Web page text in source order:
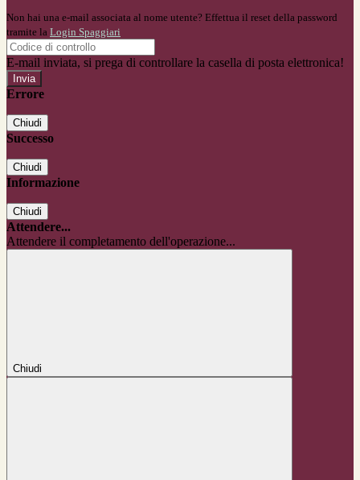
Non hai una e-mail associata al nome utente? Effettua il reset della password
tramite la Login Spaggiari
E-mail inviata, si prega di controllare la casella di posta elettronica!
Errore
Chiudi
Successo
Chiudi
Informazione
Chiudi
Attendere...
Attendere il completamento dell'operazione...
Chiudi